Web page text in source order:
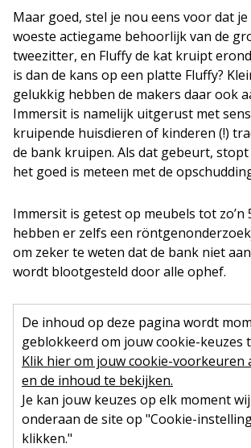
Maar goed, stel je nou eens voor dat
woeste actiegame behoorlijk van de
tweezitter, en Fluffy de kat kruipt
is dan de kans op een platte Fluffy?
gelukkig hebben de makers daar ook
Immersit is namelijk uitgerust met
kruipende huisdieren of kinderen (!)
de bank kruipen. Als dat gebeurt,
het goed is meteen met de
Immersit is getest op meubels tot zo’n
hebben er zelfs een
om zeker te weten dat de bank niet
wordt blootgesteld door alle ophef.
De inhoud op deze pagina wordt
geblokkeerd om jouw cookie-keuzes
Klik hier om jouw cookie-voorkeuren
en de inhoud te bekijken.
Je kan jouw keuzes op elk moment
onderaan de site op "Cookie-
klikken."